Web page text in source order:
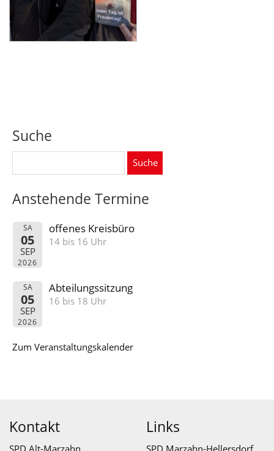
Suche
Anstehende Termine
SA
05
SEP
2026
offenes Kreisbüro
14 bis 16 Uhr
SA
05
SEP
2026
Abteilungssitzung
16 bis 18 Uhr
Zum Veranstaltungskalender
Kontakt Links